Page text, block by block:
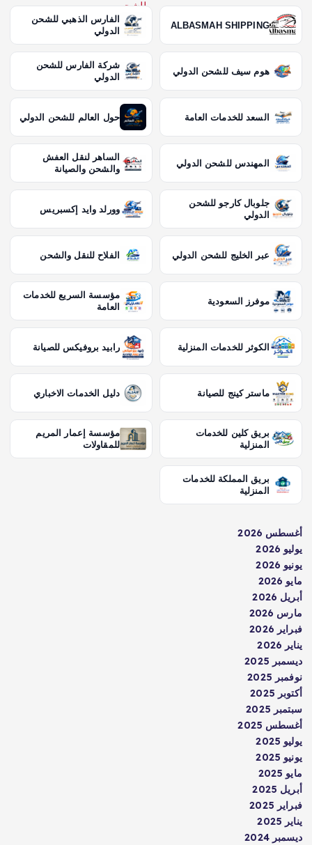
ALBASMAH SHIPPING
الفارس الذهبي للشحن
الدولي
هوم سيف للشحن الدولي
شركة الفارس للشحن
الدولي
السعد للخدمات العامة حول العالم للشحن الدولي
المهندس للشحن الدولي
الساهر لنقل العفش
والشحن والصيانة
جلوبال كارجو للشحن
الدولي
وورلد وايد إكسبريس
عبر الخليج للشحن الدولي الفلاح للنقل والشحن
موفرز السعودية
مؤسسة السريع للخدمات
العامة
الكوثر للخدمات المنزلية رابيد بروفيكس للصيانة
ماستر كينج للصيانة دليل الخدمات الاخباري
بريق كلين للخدمات
المنزلية
مؤسسة إعمار المريم
للمقاولات
بريق المملكة للخدمات
المنزلية
أغسطس 2026
يوليو 2026
يونيو 2026
مايو 2026
أبريل 2026
مارس 2026
فبراير 2026
يناير 2026
ديسمبر 2025
نوفمبر 2025
أكتوبر 2025
سبتمبر 2025
أغسطس 2025
يوليو 2025
يونيو 2025
مايو 2025
أبريل 2025
فبراير 2025
يناير 2025
ديسمبر 2024